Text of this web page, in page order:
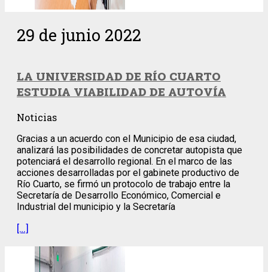
29 de junio 2022
LA UNIVERSIDAD DE RÍO CUARTO
ESTUDIA VIABILIDAD DE AUTOVÍA
Noticias
Gracias a un acuerdo con el Municipio de esa ciudad,
analizará las posibilidades de concretar autopista que
potenciará el desarrollo regional. En el marco de las
acciones desarrolladas por el gabinete productivo de
Río Cuarto, se firmó un protocolo de trabajo entre la
Secretaría de Desarrollo Económico, Comercial e
Industrial del municipio y la Secretaría
[…]